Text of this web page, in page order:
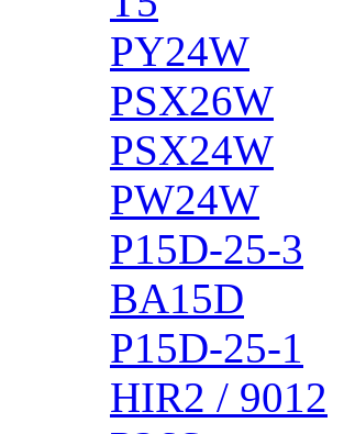
PY24W
PSX26W
PSX24W
PW24W
P15D-25-3
BA15D
P15D-25-1
HIR2 / 9012